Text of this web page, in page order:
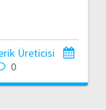
Üreticisi
0